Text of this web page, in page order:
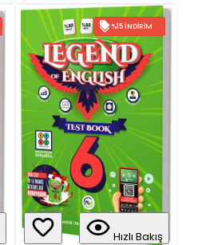
%15 İNDIRIM
Hızlı Bakış